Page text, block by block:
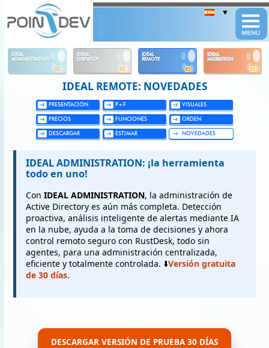
IDEAL
ADMINISTRATION
IDEAL
DISPATCH
IDEAL
REMOTE
IDEAL
MIGRATION
IDEAL REMOTE: NOVEDADES
PRESENTACIÓN P+F VISUALES
PRECIOS FUNCIONES ORDEN
DESCARGAR ESTIMAR NOVEDADES
IDEAL ADMINISTRATION: ¡la herramienta
todo en uno!
Con IDEAL ADMINISTRATION, la administración de
Active Directory es aún más completa. Detección
proactiva, análisis inteligente de alertas mediante IA
en la nube, ayuda a la toma de decisiones y ahora
control remoto seguro con RustDesk, todo sin
agentes, para una administración centralizada,
eficiente y totalmente controlada. ⬇️Versión gratuita
de 30 días.
DESCARGAR VERSIÓN DE PRUEBA 30 DÍAS
Panneau de gestion des cookies